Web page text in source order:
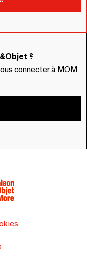
?
connecter à MOM